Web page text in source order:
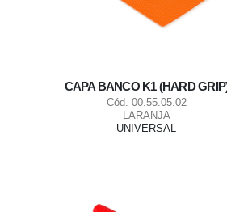
CAPA BANCO K1 (HARD
Cód. 00.55.05.02
LARANJA
UNIVERSAL